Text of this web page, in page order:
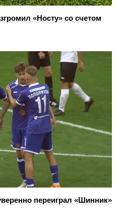
«Носту» со счетом
переиграл «Шинник»